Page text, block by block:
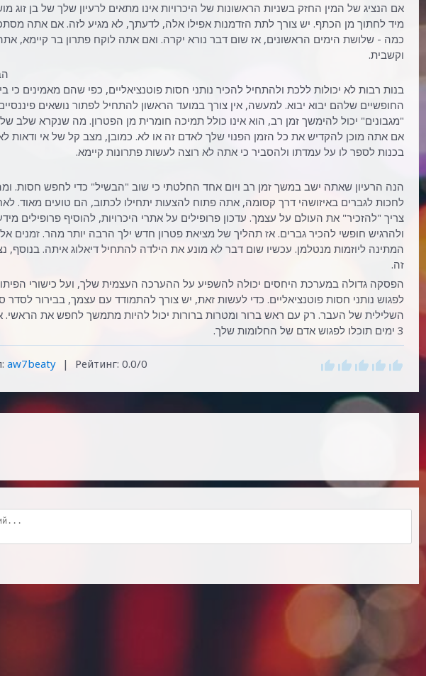
אם הנציג של המין החזק בשניות הראשונות של היכרויות אינו מתאים לרעיון שלך של בן זוג
מיד לחתוך מן הכתף. יש צורך לתת הזדמנות אפילו אלה, לדעתך, לא מגיע לזה. אם אתה
כמה - שלושת הימים הראשונים, אז שום דבר נורא יקרה. ואם אתה לוקח פתרון בר קיימא,
וקשבית.
בנות רבות לא יכולות ללכת ולהתחיל להכיר נותני חסות פוטנציאליים, כפי שהם מאמינים כי
החופשיים שלהם יבוא יבוא. למעשה, אין צורך במועד הראשון להתחיל לפתור נושאים
"מגבונים" יכול להימשך זמן רב, הוא אינו כולל תמיכה חומרית מן הפטרון. מה שנקרא שלב
אם אתה מוכן להקדיש את כל הזמן הפנוי שלך לאדם זה או לא. כמובן, מצב קל של אי ודאות
בכנות לספר לו על עמדתו ולהסביר כי אתה לא רוצה לעשות פתרונות קיימא.
הנה הרעיון שאתה ישב במשך זמן רב ויום אחד החלטתי כי שוב "הבשיל" כדי לחפש חסות.
לחכות לגברים באיזושהי דרך קסומה, אתה פתוח להצעות יתחילו לכתוב, הם טועים מאוד.
צריך "להזכיר" את העולם על עצמך. עדכון פרופילים על אתרי היכרויות, להוסיף פרופילים
המתינה ליוזמות מנטלמן. עכשיו שום דבר לא מונע את הילדה להתחיל דיאלוג איתה.
זה.
הפסקה גדולה במערכת היחסים יכולה להשפיע על ההערכה העצמית שלך, ועל כישורי
לפגוש נותני חסות פוטנציאליים. כדי לעשות זאת, יש צורך להתמודד עם עצמך, בבירור
3 ימים תוכלו לפגוש אדם של החלומות שלך.
: aw7beaty | Рейтинг: 0.0/0